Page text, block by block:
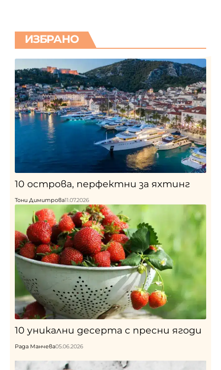
ИЗБРАНО
10 острова, перфектни за яхтинг
Тони Димитрова11.07.2026
10 уникални десерта с пресни ягоди
Рада Манчева05.06.2026